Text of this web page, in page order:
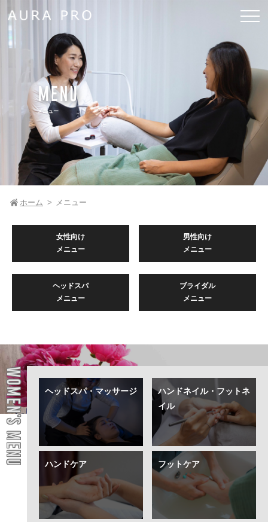
MENU
メニュー
ホーム メニュー
女性向け
メニュー
男性向け
メニュー
ヘッドスパ
メニュー
ブライダル
メニュー
WOMEN’S MENU ヘッドスパ・マッサージ
ハンドネイル・フットネ
イル
ハンドケア フットケア